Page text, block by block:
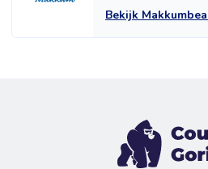
Bekijk